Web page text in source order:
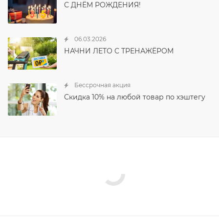
С ДНЁМ РОЖДЕНИЯ!
06.03.2026
НАЧНИ ЛЕТО С ТРЕНАЖЁРОМ
Бессрочная акция
Скидка 10% на любой товар по хэштегу